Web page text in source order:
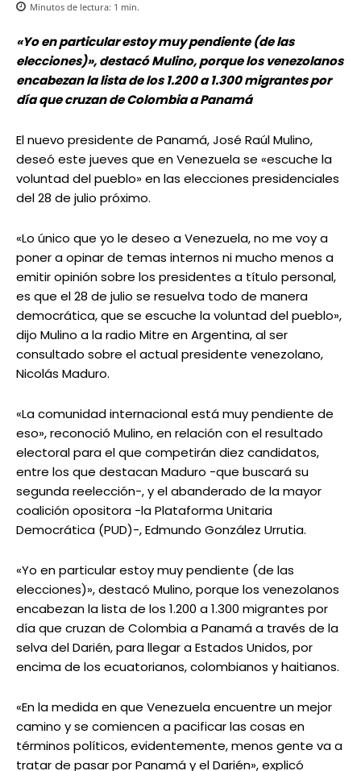
Minutos de lectura: 1 min.
«Yo en particular estoy muy pendiente (de las
elecciones)», destacó Mulino, porque los venezolanos
encabezan la lista de los 1.200 a 1.300 migrantes por
día que cruzan de Colombia a Panamá
El nuevo presidente de Panamá, José Raúl Mulino,
deseó este jueves que en Venezuela se «escuche la
voluntad del pueblo» en las elecciones presidenciales
del 28 de julio próximo.
«Lo único que yo le deseo a Venezuela, no me voy a
poner a opinar de temas internos ni mucho menos a
emitir opinión sobre los presidentes a título personal,
es que el 28 de julio se resuelva todo de manera
democrática, que se escuche la voluntad del pueblo»,
dijo Mulino a la radio Mitre en Argentina, al ser
consultado sobre el actual presidente venezolano,
Nicolás Maduro.
«La comunidad internacional está muy pendiente de
eso», reconoció Mulino, en relación con el resultado
electoral para el que competirán diez candidatos,
entre los que destacan Maduro -que buscará su
segunda reelección-, y el abanderado de la mayor
coalición opositora -la Plataforma Unitaria
Democrática (PUD)-, Edmundo González Urrutia.
«Yo en particular estoy muy pendiente (de las
elecciones)», destacó Mulino, porque los venezolanos
encabezan la lista de los 1.200 a 1.300 migrantes por
día que cruzan de Colombia a Panamá a través de la
selva del Darién, para llegar a Estados Unidos, por
encima de los ecuatorianos, colombianos y haitianos.
«En la medida en que Venezuela encuentre un mejor
camino y se comiencen a pacificar las cosas en
términos políticos, evidentemente, menos gente va a
tratar de pasar por Panamá y el Darién», explicó